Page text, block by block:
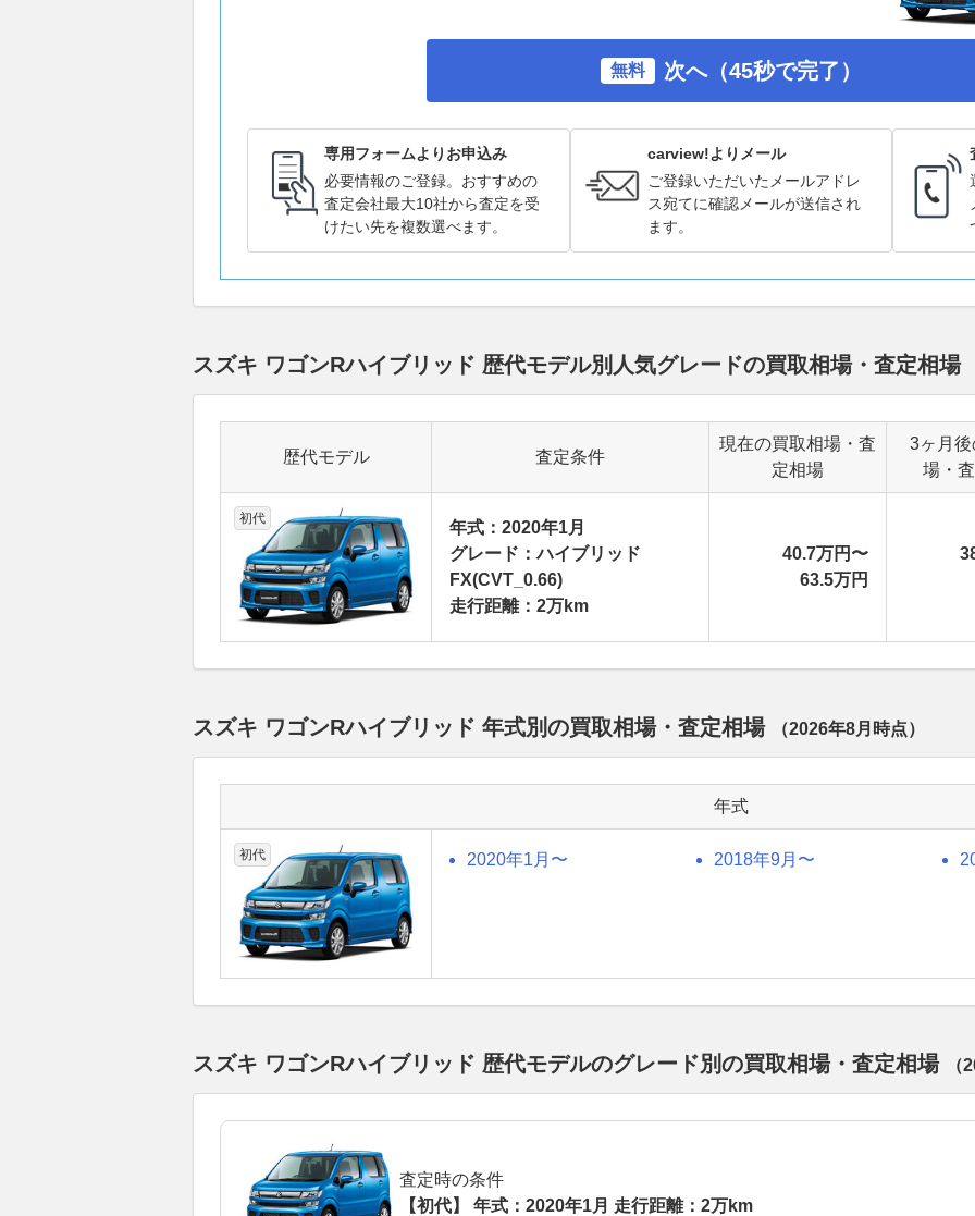
無料 次へ（45秒で完了）
専用フォームよりお申込み
必要情報のご登録。おすすめの
査定会社最大10社から査定を受
けたい先を複数選べます。
carview!よりメール
ご登録いただいたメールアドレ
ス宛てに確認メールが送信され
ます。
スズキ ワゴンRハイブリッド 歴代モデル別人気グレードの買取相場・査定相場
歴代モデル 査定条件
現在の買取相場・査
定相場
3ヶ月
場・
初代
年式：2020年1月
グレード：ハイブリッド
FX(CVT_0.66)
走行距離：2万km
40.7万円〜
63.5万円
スズキ ワゴンRハイブリッド 年式別の買取相場・査定相場 （2026年8月 時点）
年式
初代 2020年1月〜 2018年9月〜
スズキ ワゴンRハイブリッド 歴代モデルのグレード別の買取相場・査定相場 （
査定時の条件
【初代】 年式：2020年1月 走行距離：2万km